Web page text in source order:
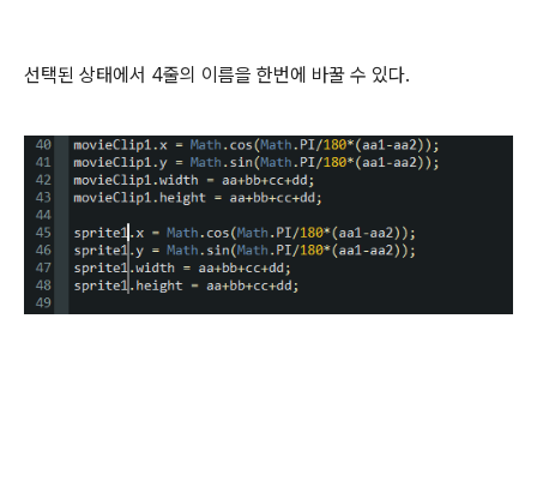
선택된 상태에서 4줄의 이름을 한번에 바꿀 수 있다.